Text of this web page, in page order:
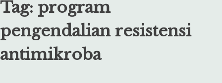
Tag: program
pengendalian resistensi
antimikroba